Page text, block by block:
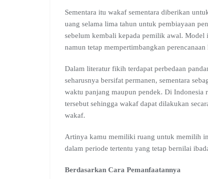
Sementara itu wakaf sementara diberikan
uang selama lima tahun untuk pembiayaan
sebelum kembali kepada pemilik awal.
namun tetap mempertimbangkan
Dalam literatur fikih terdapat perbedaan
seharusnya bersifat permanen, sementara
waktu panjang maupun pendek. Di Indonesia
tersebut sehingga wakaf dapat dilakukan
wakaf.
Artinya kamu memiliki ruang untuk memilih
dalam periode tertentu yang tetap bernilai
Berdasarkan Cara Pemanfaatannya